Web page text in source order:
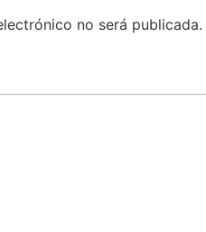
no será publicada.